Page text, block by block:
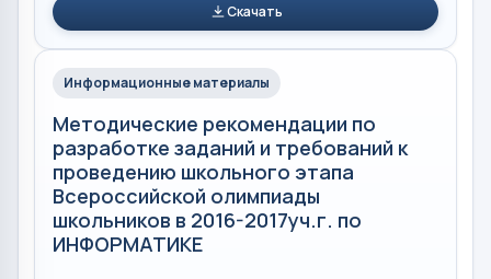
Скачать
Информационные материалы
Методические рекомендации по
разработке заданий и требований к
проведению школьного этапа
Всероссийской олимпиады
школьников в 2016-2017уч.г. по
ИНФОРМАТИКЕ